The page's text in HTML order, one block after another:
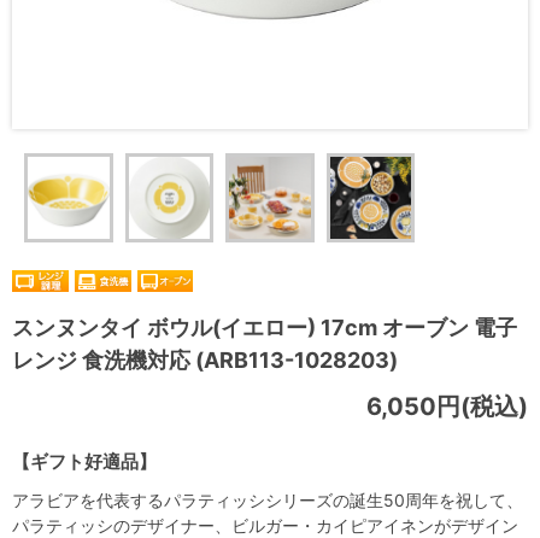
スンヌンタイ ボウル(イエロー) 17cm オーブン 電子
レンジ 食洗機対応 (ARB113-1028203)
【ギフト好適品】
6,050円(税込)
アラビアを代表するパラティッシシリーズの誕生50周年を祝して、
パラティッシのデザイナー、ビルガー・カイピアイネンがデザイン